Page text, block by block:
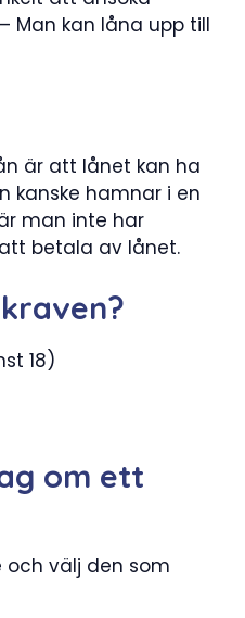
Man kan låna upp till
är att lånet kan ha
kanske hamnar i en
man inte har
betala av lånet.
18)
om ett
välj den som